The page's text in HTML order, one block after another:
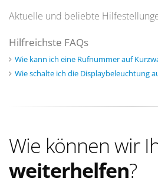
Aktuelle und beliebte
Hilfreichste FAQs
Wie kann ich eine Rufnummer auf
Wie schalte ich die Displaybeleuchtung
Wie können wir
weiterhelfen?